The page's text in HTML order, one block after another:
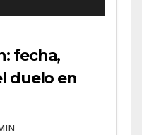
fecha,
duelo en